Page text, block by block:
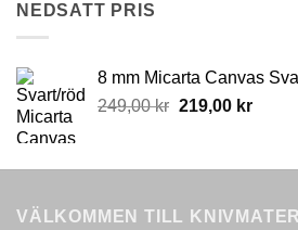
product
NEDSATT PRIS
8 mm Micarta Canvas
249,00kr Original
249,00 kr.
219,00 kr
VÄLKOMMEN TILL